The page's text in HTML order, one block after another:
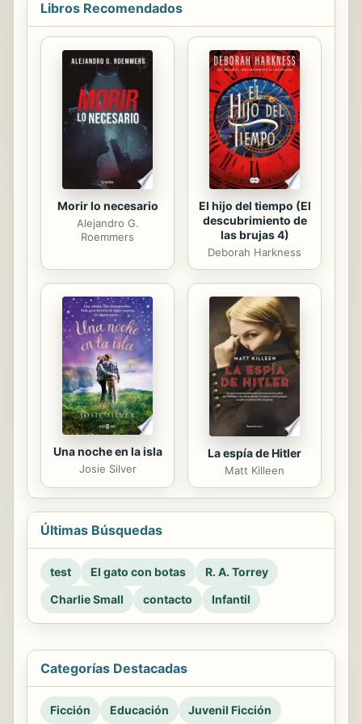
tema de la diversidad lingüística
andaluza, sobre el que tantas
páginas se han escrito en la
lingüística descriptiva
contemporánea. No obstante, rompe
con varios tópicos más que
asentados en esa tradición. De un
lado, se adscribe, sin ambages a la
sociolingüística...
Libros Recomendados
Morir lo necesario
Alejandro G.
Roemmers
El hijo del tiempo (El
descubrimiento de
las brujas 4)
Deborah Harkness
Una noche en la isla
Josie Silver
La espía de Hitler
Matt Killeen
Últimas Búsquedas
test El gato con botas
R. A. Torrey
Charlie Small
contacto Infantil
Categorías Destacadas
Ficción Educación Juvenil Ficción